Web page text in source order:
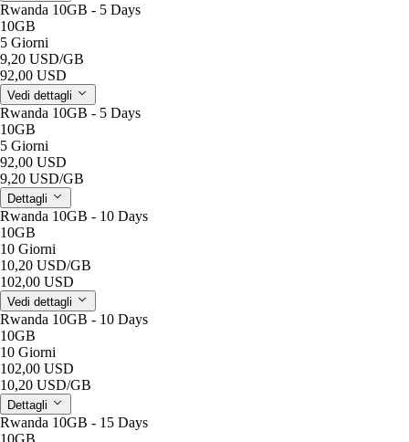
Rwanda 10GB - 5 Days
10GB
5 Giorni
9,20 USD/GB
92,00 USD
Vedi dettagli
Rwanda 10GB - 5 Days
10GB
5 Giorni
92,00 USD
9,20 USD/GB
Dettagli
Rwanda 10GB - 10 Days
10GB
10 Giorni
10,20 USD/GB
102,00 USD
Vedi dettagli
Rwanda 10GB - 10 Days
10GB
10 Giorni
102,00 USD
10,20 USD/GB
Dettagli
Rwanda 10GB - 15 Days
10GB